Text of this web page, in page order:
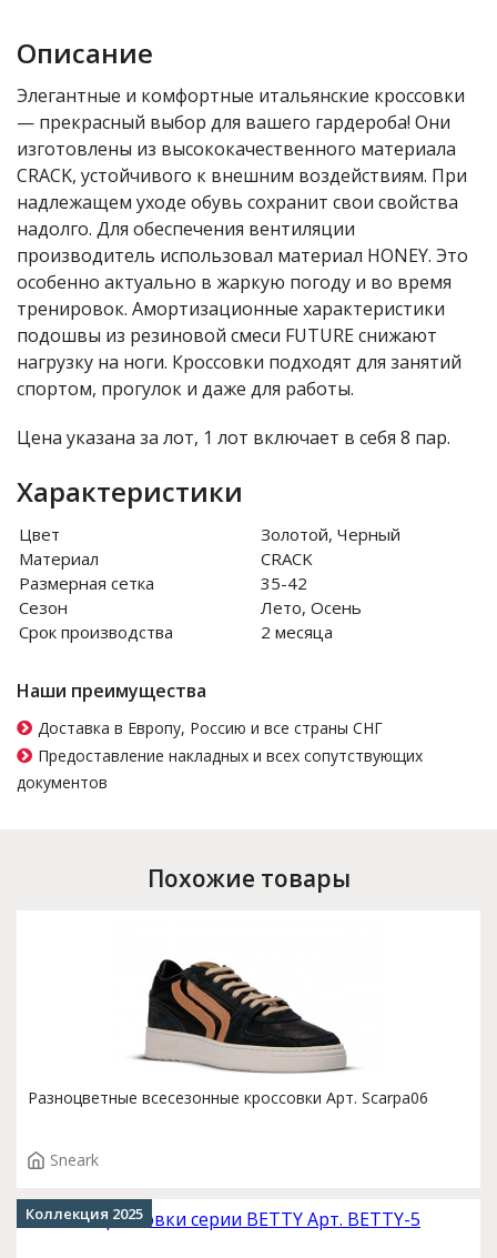
Описание
Элегантные и комфортные итальянские кроссовки
— прекрасный выбор для вашего гардероба! Они
изготовлены из высококачественного материала
CRACK, устойчивого к внешним воздействиям. При
надлежащем уходе обувь сохранит свои свойства
надолго. Для обеспечения вентиляции
производитель использовал материал HONEY. Это
особенно актуально в жаркую погоду и во время
тренировок. Амортизационные характеристики
подошвы из резиновой смеси FUTURE снижают
нагрузку на ноги. Кроссовки подходят для занятий
спортом, прогулок и даже для работы.
Цена указана за лот, 1 лот включает в себя 8 пар.
Характеристики
Цвет
Золотой, Черный
Материал
CRACK
Размерная сетка
35-42
Сезон
Лето, Осень
Срок производства
2 месяца
Наши преимущества
Доставка в Европу, Россию и все страны СНГ
Предоставление накладных и всех сопутствующих
документов
Похожие товары
Разноцветные всесезонные кроссовки Арт. Scarpa06
Sneark
Коллекция 2025